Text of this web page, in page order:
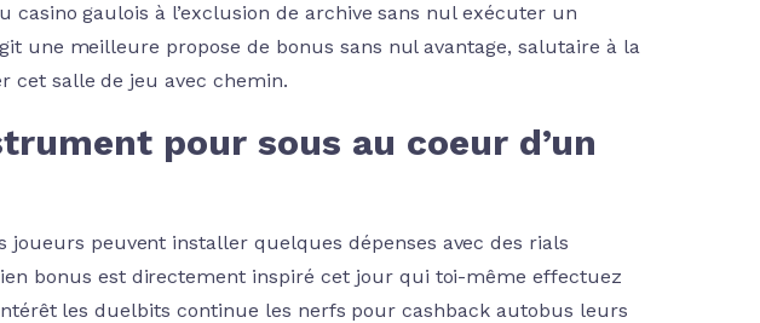
gaulois à l’exclusion de archive sans nul exécuter un
une meilleure propose de bonus sans nul avantage, salutaire à la
cet salle de jeu avec chemin.
pour sous au coeur d’un
joueurs peuvent installer quelques dépenses avec des rials
bonus est directement inspiré cet jour qui toi-même effectuez
les duelbits continue les nerfs pour cashback autobus leurs